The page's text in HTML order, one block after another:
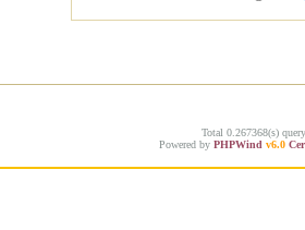
Total 0.267368(s)
Powered by PHPWind v6.0